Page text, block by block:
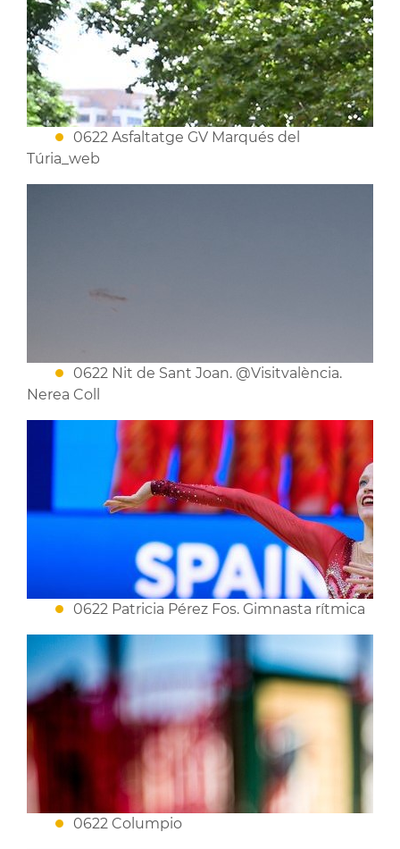
0622 Asfaltatge GV Marqués del
Túria_web
0622 Nit de Sant Joan. @Visitvalència.
Nerea Coll
0622 Patricia Pérez Fos. Gimnasta rítmica
0622 Columpio